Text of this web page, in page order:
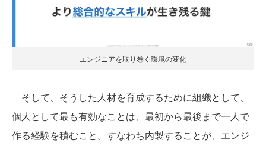
エンジニアを取り巻く環境の変化
そして、そうした人材を育成するために組織として、
個人として最も有効なことは、最初から最後まで一人で
作る経験を積むこと。すなわち内製することが、エンジ